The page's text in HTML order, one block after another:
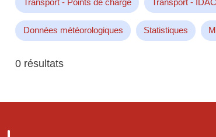
Transport - Points de charge Transport -
Données météorologiques Statistiques
0 résultats